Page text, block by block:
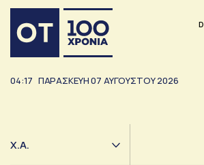
04:17 ΠΑΡΑΣΚΕΥΗ07 ΑΥΓΟΥΣΤΟΥ2026
Χ.Α.